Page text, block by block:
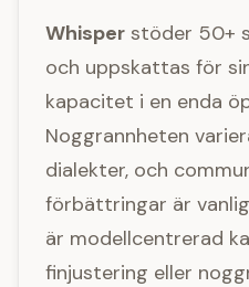
Whisper stöder 50+
och uppskattas för
kapacitet i en enda
Noggrannheten
dialekter, och
förbättringar är
är modellcentrerad
finjustering eller